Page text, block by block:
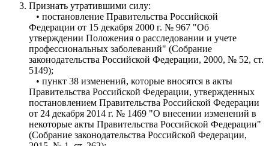
Признать утратившими силу:
• постановление Правительства Российской
Федерации от 15 декабря 2000 г. № 967 "Об
утверждении Положения о расследовании и учете
профессиональных заболеваний" (Собрание
законодательства Российской Федерации, 2000, № 52, ст.
5149);
• пункт 38 изменений, которые вносятся в акты
Правительства Российской Федерации, утвержденных
постановлением Правительства Российской Федерации
от 24 декабря 2014 г. № 1469 "О внесении изменений в
некоторые акты Правительства Российской Федерации"
(Собрание законодательства Российской Федерации,